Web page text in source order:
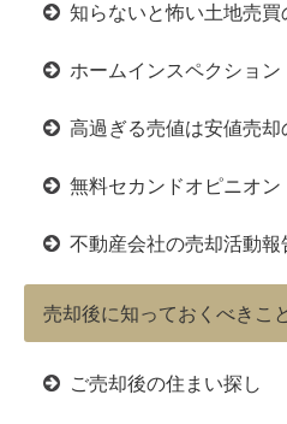
知らないと怖い土地売買
ホームインスペクション
高過ぎる売値は安値売却
無料セカンドオピニオン
不動産会社の売却活動報
売却後に知っておくべきこ
ご売却後の住まい探し